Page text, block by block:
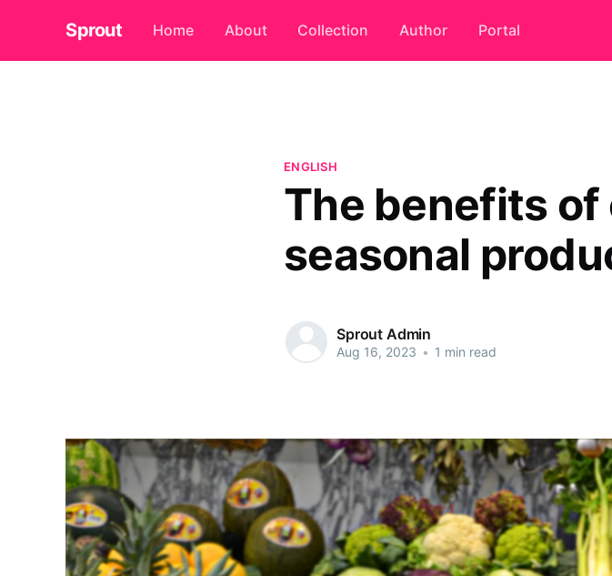
Sprout Home About Collection Author Portal
ENGLISH
The benefits
seasonal
Sprout Admin
Aug 16, 2023 • 1 min read